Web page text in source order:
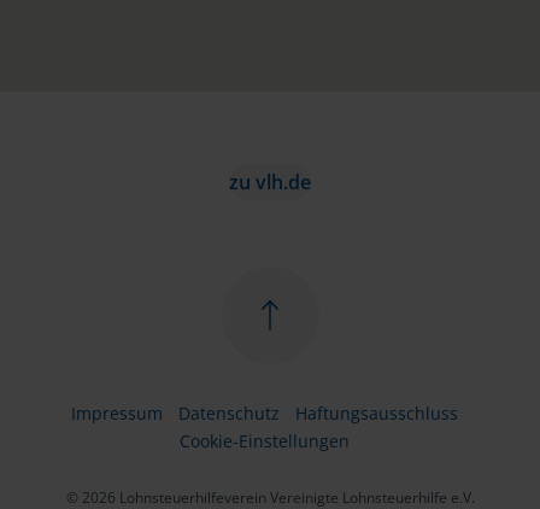
zu vlh.de
Impressum Datenschutz
Haftungsausschluss
Cookie-Einstellungen
© 2026 Lohnsteuerhilfeverein Vereinigte Lohnsteuerhilfe e.V.